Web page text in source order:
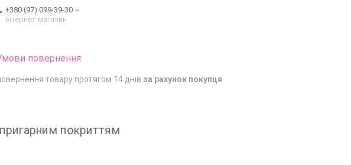
+380 (97) 099-39-30
Інтернет магазин
товару протягом 14 днів за рахунок покупця
покриттям